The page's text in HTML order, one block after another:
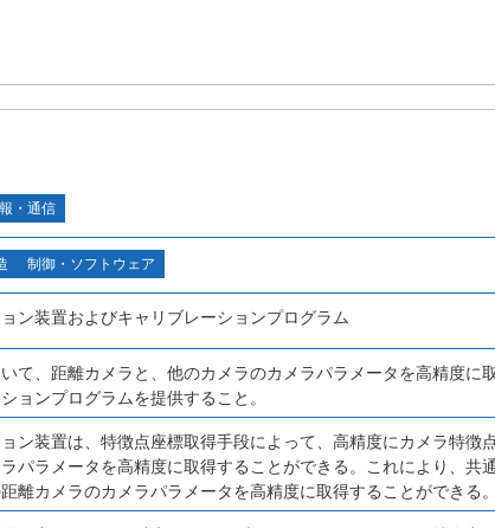
・通信
制御・ソフトウェア
ン装置およびキャリブレーションプログラム
て、距離カメラと、他のカメラのカメラパラメータを高精度に
ョンプログラムを提供すること。
ン装置は、特徴点座標取得手段によって、高精度にカメラ特徴
パラメータを高精度に取得することができる。これにより、共
離カメラのカメラパラメータを高精度に取得することができる。